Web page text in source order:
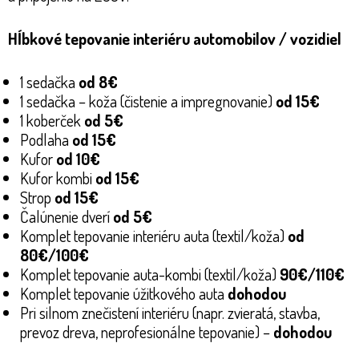
Hĺbkové tepovanie interiéru automobilov / vozidiel
1 sedačka od 8€
1 sedačka – koža (čistenie a impregnovanie) od15€
1 koberček od 5€
Podlaha od15€
Kuforod10€
Kufor kombi od15€
Strop od15€
Čalúnenie dveríod 5€
Komplet tepovanie interiéru auta (textil/koža) od
80€/100€
Komplet tepovanie auta-kombi (textil/koža) 90€/110€
Komplet tepovanie úžitkového auta dohodou
Pri silnom znečistení interiéru (napr. zvieratá, stavba,
prevoz dreva, neprofesionálne tepovanie) –dohodou